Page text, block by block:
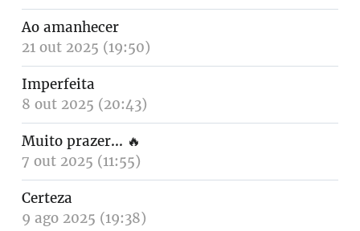
Ao amanhecer
21 out 2025 (19:50)
Imperfeita
8 out 2025 (20:43)
Muito prazer... 🔥
7 out 2025 (11:55)
Certeza
9 ago 2025 (19:38)